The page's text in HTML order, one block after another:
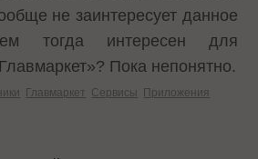
не заинтересует данное
тогда интересен для
Пока непонятно.
Главмаркет Сервисы Приложения